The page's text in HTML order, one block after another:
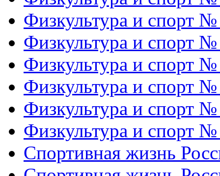
Физкультура и спорт
Физкультура и спорт
Физкультура и спорт
Физкультура и спорт
Физкультура и спорт
Физкультура и спорт
Спортивная жизнь